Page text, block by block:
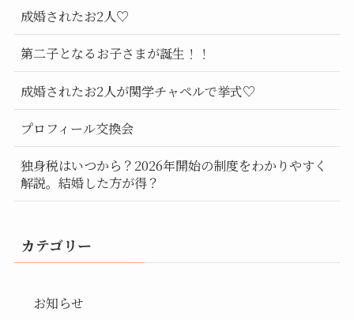
成婚されたお2人♡
第二子となるお子さまが誕生！！
成婚されたお2人が関学チャペルで挙式♡
プロフィール交換会
独身税はいつから？2026年開始の制度をわかりやすく
解説。結婚した方が得？
カテゴリー
お知らせ